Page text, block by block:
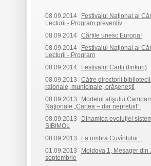
08.09.2014
Festivalul Naţional al
Lecturii - Program preventiv
08.09.2014 Cărțile unesc Europa!
08.09.2014
Festivalul Naţional al
Lecturii - Program
08.09.2014
Festivalul Cartii (linkuri)
08.09.2013
Către directorii
raionale, municipale, orășenești
08.09.2013
Modelul afişului
Naţionale „Cartea – dar nepreţuit”.
08.09.2013
Dinamica evoluţiei
SIBIMOL
08.09.2013
La umbra Cuvîntului...
01.09.2013
Moldova 1, Mesager din
septembrie